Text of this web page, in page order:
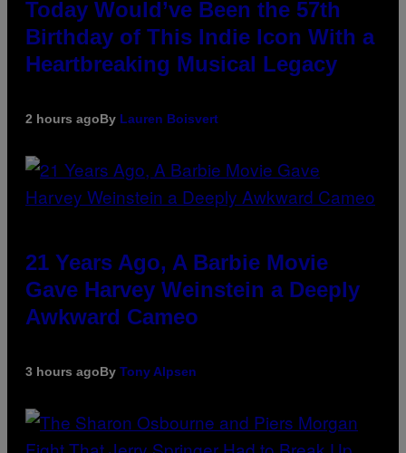
Today Would’ve Been the 57th
Birthday of This Indie Icon With a
Heartbreaking Musical Legacy
2 hours agoBy Lauren Boisvert
21 Years Ago, A Barbie Movie
Gave Harvey Weinstein a Deeply
Awkward Cameo
3 hours agoBy Tony Alpsen